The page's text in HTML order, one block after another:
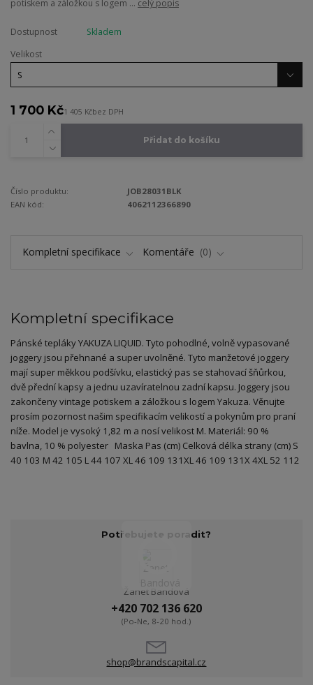
potiskem a záložkou s logem ... celý popis
Dostupnost
Skladem
Velikost
1 700 Kč1 405 Kčbez DPH
Přidat do košíku
Číslo produktu:
JOB28031BLK
EAN kód:
4062112366890
Kompletní specifikace Komentáře 0
Kompletní specifikace
Pánské tepláky YAKUZA LIQUID. Tyto pohodlné, volně vypasované
joggery jsou přehnané a super uvolněné. Tyto manžetové joggery
mají super měkkou podšívku, elastický pas se stahovací šňůrkou,
dvě přední kapsy a jednu uzavíratelnou zadní kapsu. Joggery jsou
zakončeny vintage potiskem a záložkou s logem Yakuza. Věnujte
prosím pozornost našim specifikacím velikostí a pokynům pro praní
níže. Model je vysoký 1,82 m a nosí velikost M. Materiál: 90 %
bavlna, 10 % polyester Maska Pas (cm) Celková délka strany (cm) S
40 103 M 42 105 L 44 107 XL 46 109 131XL 46 109 131X 4XL 52 112
Potřebujete poradit?
Žanet Bandová
+420 702 136 620
(Po-Ne, 8-20 hod.)
shop@brandscapital.cz